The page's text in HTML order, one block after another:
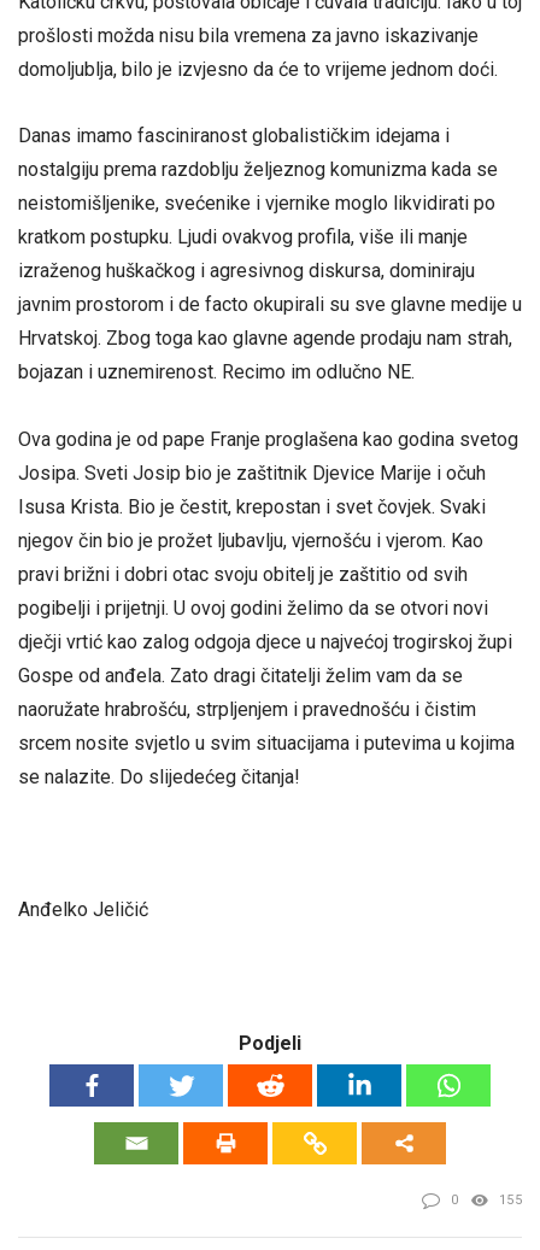
prošlosti možda nisu bila vremena za javno iskazivanje
domoljublja, bilo je izvjesno da će to vrijeme jednom doći.
Danas imamo fasciniranost globalističkim idejama i
nostalgiju prema razdoblju željeznog komunizma kada se
neistomišljenike, svećenike i vjernike moglo likvidirati po
kratkom postupku. Ljudi ovakvog profila, više ili manje
izraženog huškačkog i agresivnog diskursa, dominiraju
javnim prostorom i de facto okupirali su sve glavne medije u
Hrvatskoj. Zbog toga kao glavne agende prodaju nam strah,
bojazan i uznemirenost. Recimo im odlučno NE.
Ova godina je od pape Franje proglašena kao godina svetog
Josipa. Sveti Josip bio je zaštitnik Djevice Marije i očuh
Isusa Krista. Bio je čestit, krepostan i svet čovjek. Svaki
njegov čin bio je prožet ljubavlju, vjernošću i vjerom. Kao
pravi brižni i dobri otac svoju obitelj je zaštitio od svih
pogibelji i prijetnji. U ovoj godini želimo da se otvori novi
dječji vrtić kao zalog odgoja djece u najvećoj trogirskoj župi
Gospe od anđela. Zato dragi čitatelji želim vam da se
naoružate hrabrošću, strpljenjem i pravednošću i čistim
srcem nosite svjetlo u svim situacijama i putevima u kojima
se nalazite. Do slijedećeg čitanja!
Anđelko Jeličić
Podjeli
0 155